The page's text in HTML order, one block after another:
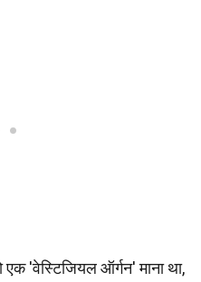
एक 'वेस्टिजियल ऑर्गन' माना था,